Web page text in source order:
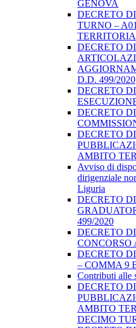
GENOVA
DECRETO
TURNO –
DECRETO
D.D. 499/2020
DECRETO
DECRETO
DECRETO
AMBITO
Avviso di
dirigenziale
Liguria
DECRETO
499/2020
DECRETO
CONCORSO
DECRETO
– COMMA 9
Contributi alle
DECRETO
AMBITO
DECIMO